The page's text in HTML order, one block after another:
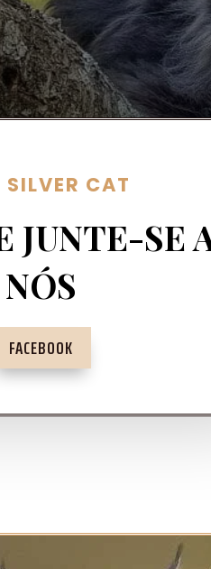
SILVER CAT
JUNTE-SE
NÓS
FACEBOOK